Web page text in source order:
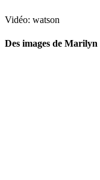
Vidéo: watson
Des images de Marilyn